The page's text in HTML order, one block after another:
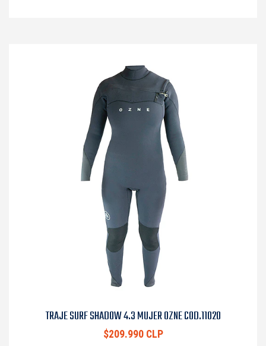
TRAJE SURF SHADOW 4.3 MUJER OZNE COD.11020
$209.990 CLP